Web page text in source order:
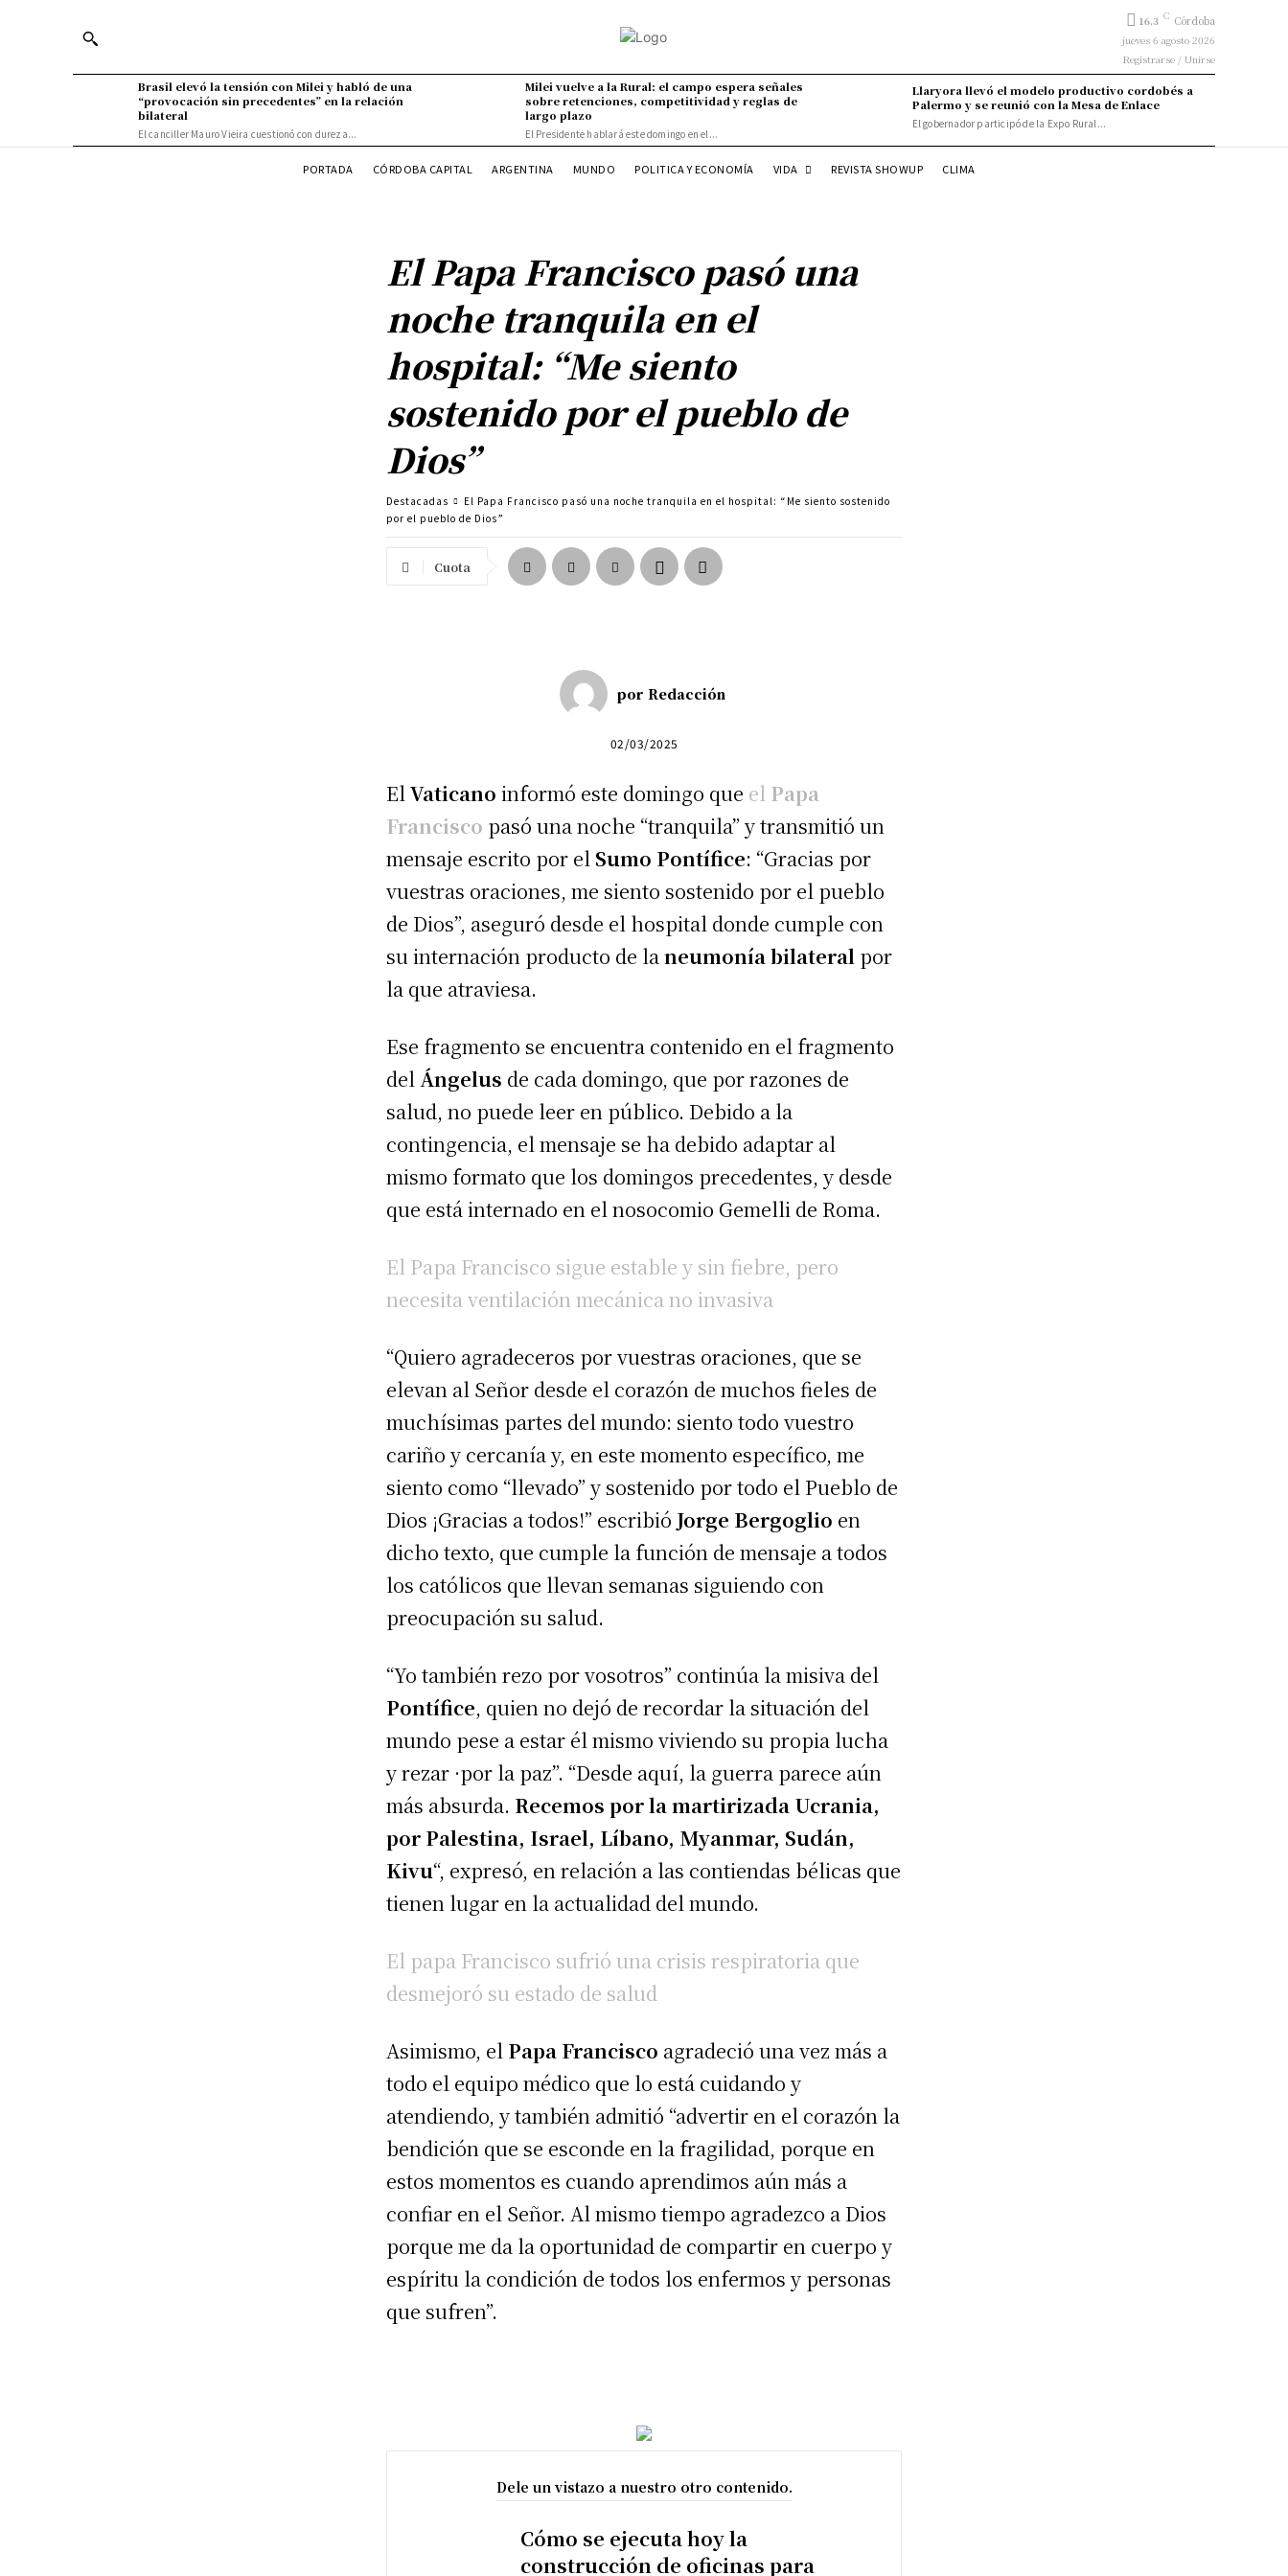
16.3 C Córdoba
jueves 6 agosto 2026
Registrarse / Unirse
Brasil elevó la tensión con Milei y habló de una
“provocación sin precedentes” en la relación
bilateral
El canciller Mauro Vieira cuestionó con dureza...
Milei vuelve a la Rural: el campo espera señales
sobre retenciones, competitividad y reglas de
largo plazo
El Presidente hablará este domingo en el...
Llaryora llevó el modelo productivo cordobés a
Palermo y se reunió con la Mesa de Enlace
El gobernador participó de la Expo Rural...
PORTADA CÓRDOBA CAPITAL ARGENTINA MUNDO POLITICA Y ECONOMÍA VIDA REVISTA SHOWUP CLIMA
El Papa Francisco pasó una
noche tranquila en el
hospital: “Me siento
sostenido por el pueblo de
Dios”
Destacadas
El Papa Francisco pasó una noche tranquila en el hospital: “Me siento sostenido
por el pueblo de Dios”
Cuota
por Redacción
02/03/2025
ElVaticano informó este domingo que el Papa
Francisco pasó una noche “tranquila” y transmitió un
mensaje escrito por el Sumo Pontífice: “Gracias por
vuestras oraciones, me siento sostenido por el pueblo
de Dios”, aseguró desde el hospital donde cumple con
su internación producto de laneumonía bilateral por
la que atraviesa.
Ese fragmento se encuentra contenido en el fragmento
delÁngelus de cada domingo, que por razones de
salud, no puede leer en público. Debido a la
contingencia, el mensaje se ha debido adaptar al
mismo formato que los domingos precedentes, y desde
que está internado en el nosocomio Gemelli de Roma.
El Papa Francisco sigue estable y sin fiebre, pero
necesita ventilación mecánica no invasiva
“Quiero agradeceros por vuestras oraciones, que se
elevan al Señor desde el corazón de muchos fieles de
muchísimas partes del mundo: siento todo vuestro
cariño y cercanía y, en este momento específico, me
siento como “llevado” y sostenido por todo el Pueblo de
Dios ¡Gracias a todos!” escribióJorge Bergoglio en
dicho texto, que cumple la función de mensaje a todos
los católicos que llevan semanas siguiendo con
preocupación su salud.
“Yo también rezo por vosotros” continúa la misiva del
Pontífice, quien no dejó de recordar la situación del
mundo pese a estar él mismo viviendo su propia lucha
y rezar ·por la paz”. “Desde aquí, la guerra parece aún
más absurda. Recemos por la martirizada Ucrania,
por Palestina, Israel, Líbano, Myanmar, Sudán,
Kivu“, expresó, en relación a las contiendas bélicas que
tienen lugar en la actualidad del mundo.
El papa Francisco sufrió una crisis respiratoria que
desmejoró su estado de salud
Asimismo, el Papa Francisco agradeció una vez más a
todo el equipo médico que lo está cuidando y
atendiendo, y también admitió “advertir en el corazón la
bendición que se esconde en la fragilidad, porque en
estos momentos es cuando aprendimos aún más a
confiar en el Señor. Al mismo tiempo agradezco a Dios
porque me da la oportunidad de compartir en cuerpo y
espíritu la condición de todos los enfermos y personas
que sufren”.
Dele un vistazo a nuestro otro contenido.
Cómo se ejecuta hoy la
construcción de oficinas para